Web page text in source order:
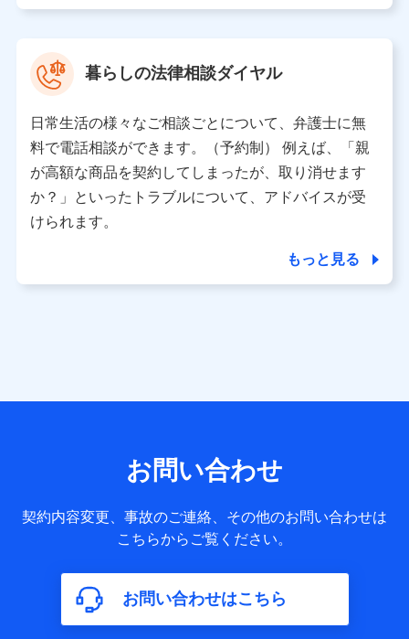
氏名、電話番号、メールアドレス、お客さまの識別子、属
性、連絡先、dポイントサービスのご利用に関する情報。例
として、dポイントカード番号、性別、年齢、家族構成、住
所、dポイント残高、dポイント利用履歴などが含まれます。
利用情報
当社又は株式会社NTTドコモが提供する各種サービスなどの
ご契約・ご利用などに関する情報。例として、当社又は株式
会社NTTドコモが提供する各種サービスのご契約状態・ご利
用履歴インターネット利用時の行動に関する情報、アプリケ
ーション利用時の行動に関する情報、購入されたサービスや
当社又は株式会社NTTドコモが提供する保険関連サービスに
送信履歴などの情報）が含まれます。
約に関する情報。例として、保険契約者及び被保険者の氏
名、住所、生年月日、性別、保険契約者と被保険者の関係、
保険加入の目的、保険商品の内容、保険料、保険料のお支払
年数などの情報、ペットの種類や年齢などの情報などが含ま
れます。
【共同して利用する者の範囲】
暮らしの法律相談ダイヤル
日常生活の様々なご相談ごとについて、弁護士に無
料で電話相談ができます。（予約制） 例えば、「親
が高額な商品を契約してしまったが、取り消せます
か？」といったトラブルについて、アドバイスが受
けられます。
もっと見る
お問い合わせ
契約内容変更、事故のご連絡、その他のお問い合わせは
こちらからご覧ください。
お問い合わせはこちら